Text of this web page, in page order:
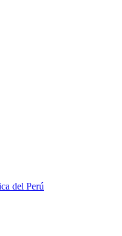
del Perú